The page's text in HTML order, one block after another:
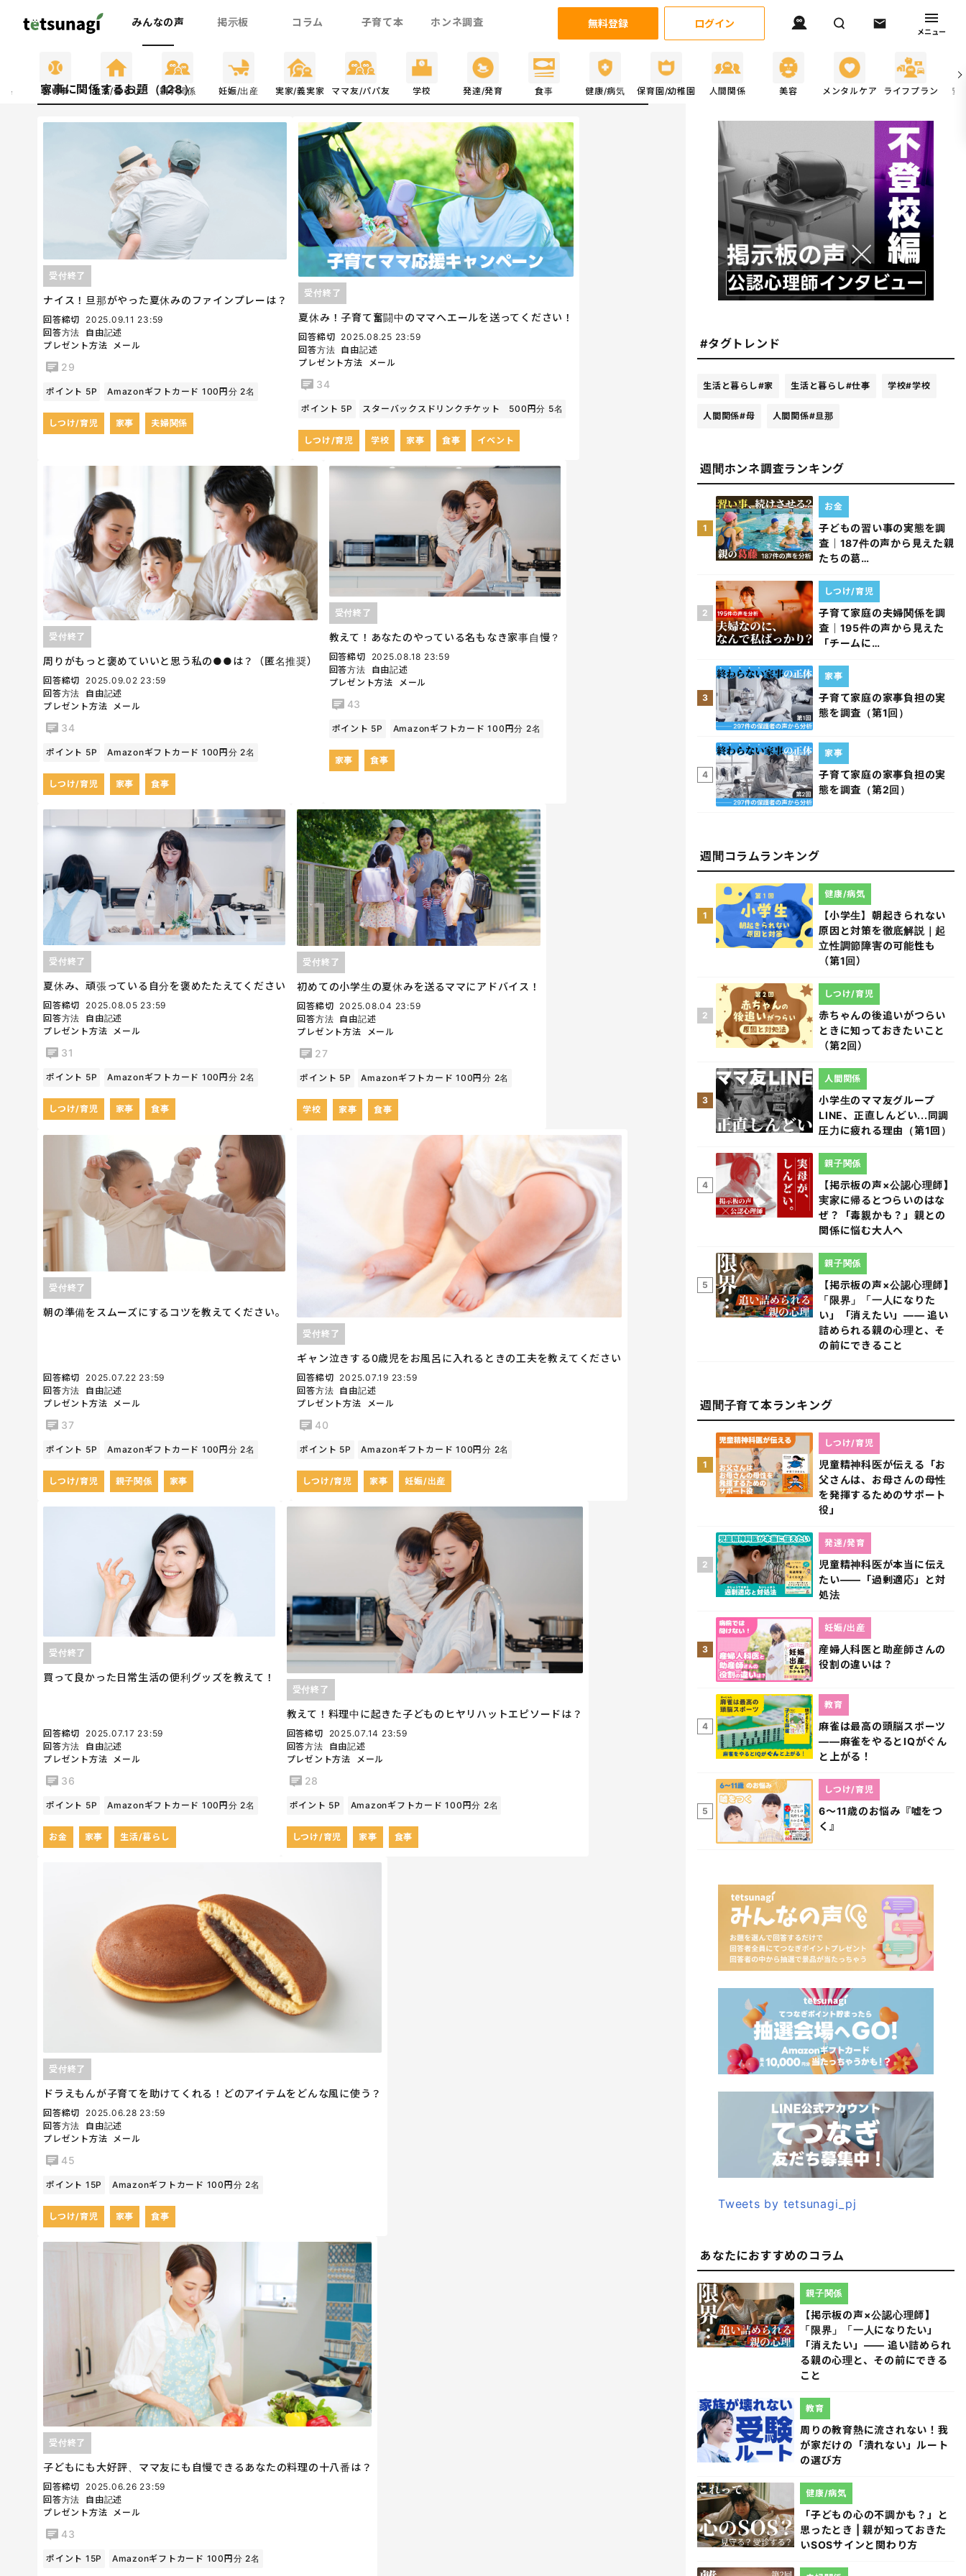
みんなの声 掲示板 コラム 子育て本 ホンネ調査 無料登録 ログイン
メニュー
係 習い事 生活/暮らし 親子関係 妊娠/出産 実家/義実家 ママ友/パパ友 学校 発達/発育 食事 健康/病気 保育園/幼稚園 人間関係 美容 メンタルケア ライフプラン 安
家事に関係するお題（128）
ナイス！旦那がやった夏休みのファインプレーは？
受付終了
回答締切
2025.09.11 23:59
回答方法
自由記述
プレゼント方法
メール
29
ポイント 5P Amazonギフトカード 100円分 2名
しつけ/育児 家事 夫婦関係
夏休み！子育て奮闘中のママへエールを送ってください！
受付終了
回答締切 2025.08.25 23:59
回答方法 自由記述
プレゼント方法
メール
34
ポイント 5P スターバックスドリンクチケット 500円分 5名
しつけ/育児 学校 家事 食事 イベント
周りがもっと褒めていいと思う私の●●は？（匿名推奨）
受付終了
回答締切
2025.09.02 23:59
回答方法
自由記述
プレゼント方法
メール
34
ポイント 5P Amazonギフトカード 100円分 2名
しつけ/育児 家事 食事
教えて！あなたのやっている名もなき家事自慢？
受付終了
回答締切
2025.08.18 23:59
回答方法
自由記述
プレゼント方法
メール
43
ポイント 5P Amazonギフトカード 100円分 2名
家事 食事
夏休み、頑張っている自分を褒めたたえてください
受付終了
回答締切
2025.08.05 23:59
回答方法
自由記述
プレゼント方法 メール
31
ポイント 5P Amazonギフトカード 100円分 2名
しつけ/育児 家事 食事
初めての小学生の夏休みを送るママにアドバイス！
受付終了
回答締切 2025.08.04 23:59
回答方法 自由記述
プレゼント方法
メール
27
ポイント 5P Amazonギフトカード 100円分 2名
学校 家事 食事
朝の準備をスムーズにするコツを教えてください。
受付終了
回答締切
2025.07.22 23:59
回答方法
自由記述
プレゼント方法
メール
37
ポイント 5P Amazonギフトカード 100円分 2名
しつけ/育児 親子関係 家事
ギャン泣きする0歳児をお風呂に入れるときの工夫を教えてください
受付終了
回答締切 2025.07.19 23:59
回答方法 自由記述
プレゼント方法
メール
40
ポイント 5P Amazonギフトカード 100円分 2名
しつけ/育児 家事 妊娠/出産
買って良かった日常生活の便利グッズを教えて！
受付終了
回答締切
2025.07.17 23:59
回答方法
自由記述
プレゼント方法
メール
36
ポイント 5P Amazonギフトカード 100円分 2名
お金 家事 生活/暮らし
教えて！料理中に起きた子どものヒヤリハットエピソードは？
受付終了
回答締切
2025.07.14 23:59
回答方法
自由記述
プレゼント方法
メール
28
ポイント 5P Amazonギフトカード 100円分 2名
しつけ/育児 家事 食事
ドラえもんが子育てを助けてくれる！どのアイテムをどんな風に使う？
受付終了
回答締切
2025.06.28 23:59
回答方法
自由記述
プレゼント方法
メール
45
ポイント 15P Amazonギフトカード 100円分 2名
しつけ/育児 家事 食事
子どもにも大好評、ママ友にも自慢できるあなたの料理の十八番は？
受付終了
回答締切
2025.06.26 23:59
回答方法
自由記述
プレゼント方法
メール
43
ポイント 15P Amazonギフトカード 100円分 2名
#タグトレンド
生活と暮らし#家 生活と暮らし#仕事 学校#学校
人間関係#母 人間関係#旦那
週間ホンネ調査ランキング
1
子どもの習い事の実態を調
査｜187件の声から見えた親
たちの葛…
お金
2
子育て家庭の夫婦関係を調
査｜195件の声から見えた
「チームに…
しつけ/育児
3
子育て家庭の家事負担の実
態を調査（第1回）
家事
4
子育て家庭の家事負担の実
態を調査（第2回）
家事
週間コラムランキング
1
【小学生】朝起きられない
原因と対策を徹底解説｜起
立性調節障害の可能性も
（第1回）
健康/病気
2
赤ちゃんの後追いがつらい
ときに知っておきたいこと
（第2回）
しつけ/育児
3
小学生のママ友グループ
LINE、正直しんどい...同調
圧力に疲れる理由（第1回）
人間関係
4
【掲示板の声×公認心理師】
実家に帰るとつらいのはな
ぜ？「毒親かも？」親との
関係に悩む大人へ
親子関係
5
【掲示板の声×公認心理師】
「限界」「一人になりた
い」「消えたい」―― 追い
詰められる親の心理と、そ
の前にできること
親子関係
週間子育て本ランキング
1
児童精神科医が伝える「お
父さんは、お母さんの母性
を発揮するためのサポート
役」
しつけ/育児
2
児童精神科医が本当に伝え
たい――「過剰適応」と対
処法
発達/発育
3
産婦人科医と助産師さんの
役割の違いは？
妊娠/出産
4
麻雀は最高の頭脳スポーツ
――麻雀をやるとIQがぐん
と上がる！
教育
5
6～11歳のお悩み『嘘をつ
く』
しつけ/育児
Tweets by tetsunagi_pj
あなたにおすすめのコラム
【掲示板の声×公認心理師】
「限界」「一人になりたい」
「消えたい」―― 追い詰められ
る親の心理と、その前にできる
こと
親子関係
周りの教育熱に流されない！我
が家だけの「潰れない」ルート
の選び方
教育
「子どもの心の不調かも？」と
思ったとき | 親が知っておきた
いSOSサインと関わり方
健康/病気